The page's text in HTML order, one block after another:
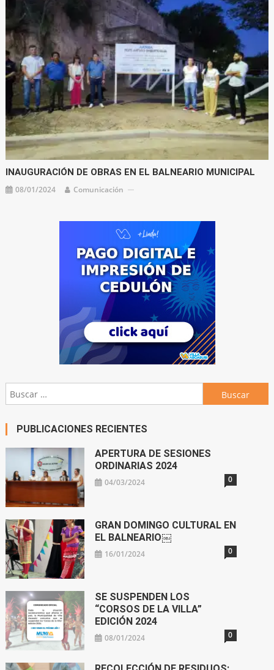
INAUGURACIÓN DE OBRAS EN EL BALNEARIO MUNICIPAL
08/01/2024 Comunicación
Buscar:
PUBLICACIONES RECIENTES
APERTURA DE SESIONES
ORDINARIAS 2024
04/03/2024 0
GRAN DOMINGO CULTURAL EN
EL BALNEARIO￼
16/01/2024 0
SE SUSPENDEN LOS
“CORSOS DE LA VILLA”
EDICIÓN 2024
08/01/2024 0